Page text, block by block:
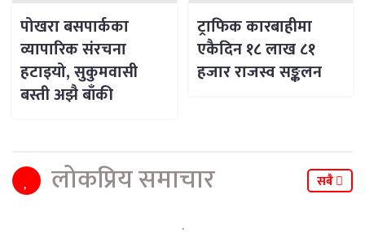
पोखरा बसपार्कका
व्यापारिक संरचना
हटाइयो, सुकुमवासी
बस्ती अझै बाँकी
ट्राफिक कारबाहीमा
एकैदिन १८ लाख ८१
हजार राजस्व सङ्कलन
लोकप्रिय समाचार सबै